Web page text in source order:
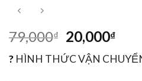
79,000₫ 20,000₫
? HÌNH THỨC VẬN